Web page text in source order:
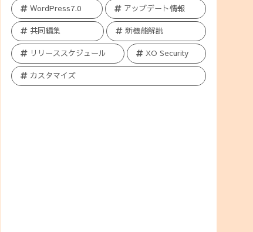
WordPress7.0 アップデート情報
共同編集 新機能解説
リリーススケジュール XO Security
カスタマイズ